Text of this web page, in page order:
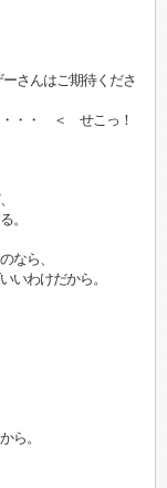
さんはご期待くださ
・・・ ＜ せこっ！
。
なら、
いわけだから。
ら。